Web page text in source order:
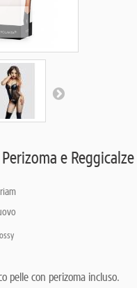
e Reggicalze
pelle con perizoma incluso.